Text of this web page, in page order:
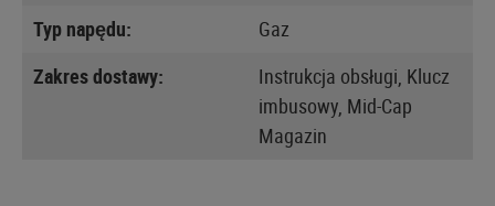
Typ napędu:
Gaz
Zakres dostawy:
Instrukcja obsługi, Klucz
imbusowy, Mid-Cap
Magazin